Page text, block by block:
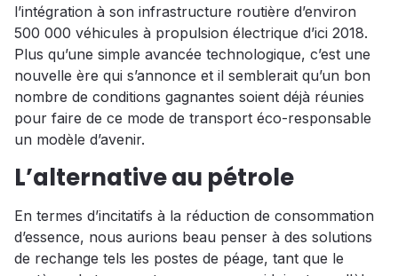
l’intégration à son infrastructure routière d’environ
500 000 véhicules à propulsion électrique d’ici 2018.
Plus qu’une simple avancée technologique, c’est une
nouvelle ère qui s’annonce et il semblerait qu’un bon
nombre de conditions gagnantes soient déjà réunies
pour faire de ce mode de transport éco-responsable
un modèle d’avenir.
L’alternative au pétrole
En termes d’incitatifs à la réduction de consommation
d’essence, nous aurions beau penser à des solutions
de rechange tels les postes de péage, tant que le